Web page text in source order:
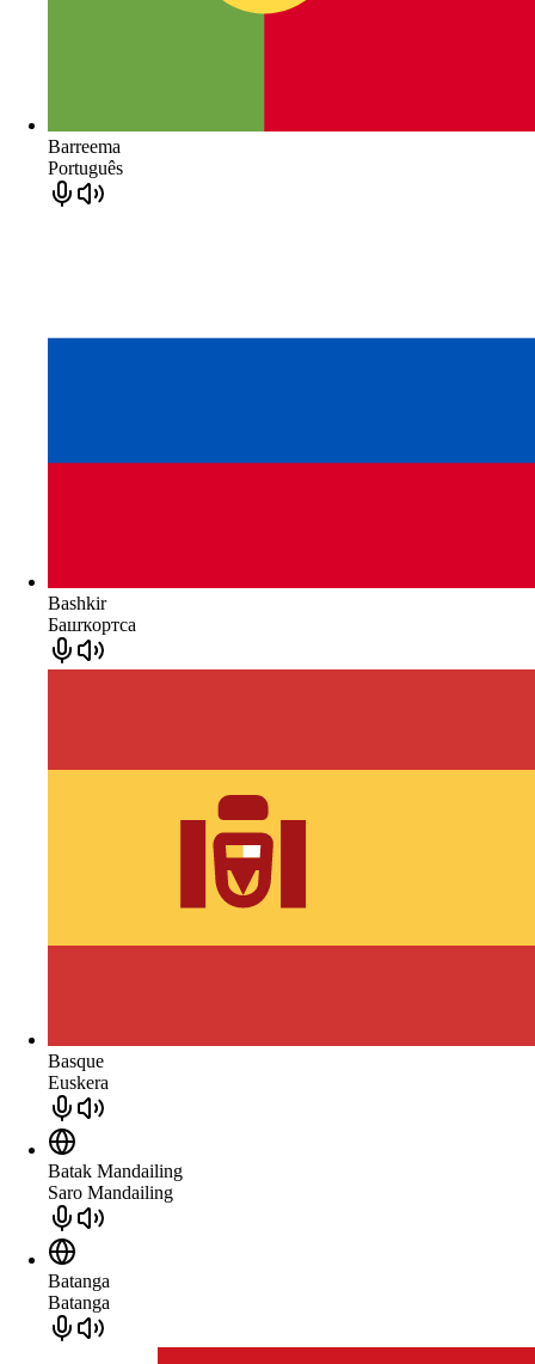
Barreema
Português
Bashkir
Башҡортса
Basque
Euskera
Batak Mandailing
Saro Mandailing
Batanga
Batanga